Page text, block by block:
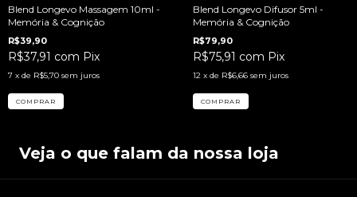
Blend Longevo Massagem 10ml -
Memória & Cognição
R$39,90
R$37,91 com Pix
7 x de R$5,70 sem juros
Blend Longevo Difusor 5ml -
Memória & Cognição
R$79,90
R$75,91 com Pix
12 x de R$6,66 sem juros
Veja o que falam da nossa loja